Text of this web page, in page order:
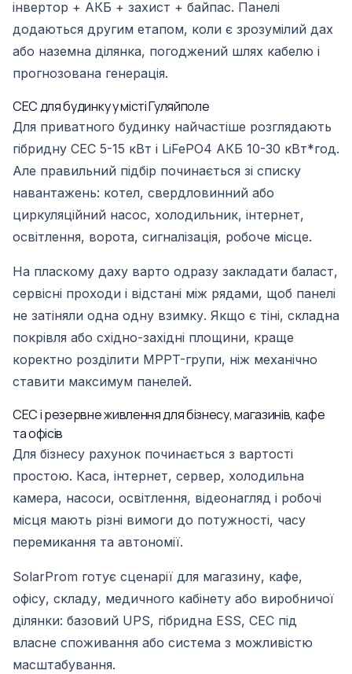
інвертор + АКБ + захист + байпас. Панелі
додаються другим етапом, коли є зрозумілий дах
або наземна ділянка, погоджений шлях кабелю і
прогнозована генерація.
СЕС для будинку у місті Гуляйполе
Для приватного будинку найчастіше розглядають
гібридну СЕС 5-15 кВт і LiFePO4 АКБ 10-30 кВт*год.
Але правильний підбір починається зі списку
навантажень: котел, свердловинний або
циркуляційний насос, холодильник, інтернет,
освітлення, ворота, сигналізація, робоче місце.
На пласкому даху варто одразу закладати баласт,
сервісні проходи і відстані між рядами, щоб панелі
не затіняли одна одну взимку. Якщо є тіні, складна
покрівля або східно-західні площини, краще
коректно розділити MPPT-групи, ніж механічно
ставити максимум панелей.
СЕС і резервне живлення для бізнесу, магазинів, кафе
та офісів
Для бізнесу рахунок починається з вартості
простою. Каса, інтернет, сервер, холодильна
камера, насоси, освітлення, відеонагляд і робочі
місця мають різні вимоги до потужності, часу
перемикання та автономії.
SolarProm готує сценарії для магазину, кафе,
офісу, складу, медичного кабінету або виробничої
ділянки: базовий UPS, гібридна ESS, СЕС під
власне споживання або система з можливістю
масштабування.